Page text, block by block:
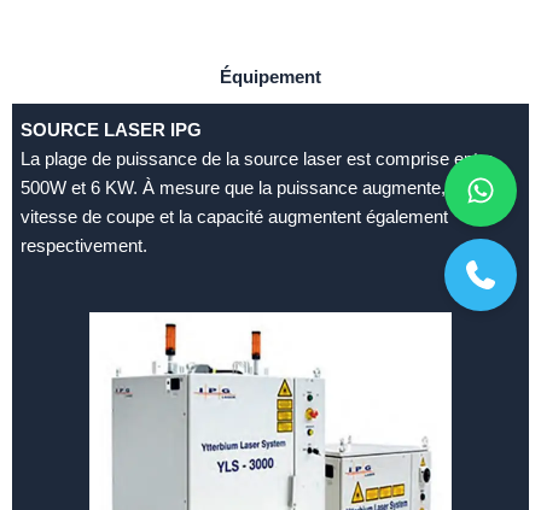
Équipement
SOURCE LASER IPG
La plage de puissance de la source laser est comprise entre
500W et 6 KW. À mesure que la puissance augmente, la
vitesse de coupe et la capacité augmentent également
respectivement.